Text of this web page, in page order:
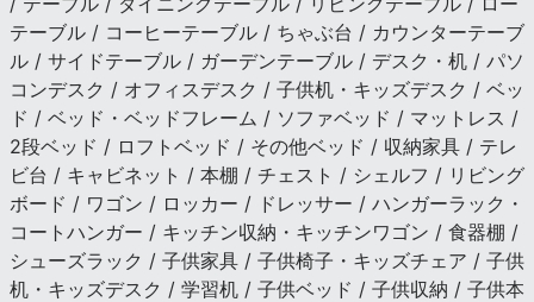
テーブル / コーヒーテーブル / ちゃぶ台 / カウンターテーブ
ル / サイドテーブル / ガーデンテーブル / デスク・机 / パソ
コンデスク / オフィスデスク / 子供机・キッズデスク / ベッ
ド / ベッド・ベッドフレーム / ソファベッド / マットレス /
2段ベッド / ロフトベッド / その他ベッド / 収納家具 / テレ
ビ台 / キャビネット / 本棚 / チェスト / シェルフ / リビング
ボード / ワゴン / ロッカー / ドレッサー / ハンガーラック・
コートハンガー / キッチン収納・キッチンワゴン / 食器棚 /
シューズラック / 子供家具 / 子供椅子・キッズチェア / 子供
机・キッズデスク / 学習机 / 子供ベッド / 子供収納 / 子供本